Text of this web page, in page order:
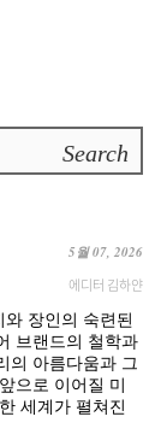
5월 07, 2026
에디터 김하얀
장인의 숙련된
브랜드의 철학과
의 아름다움과 그
으로 이어질 미
세계가 펼쳐진